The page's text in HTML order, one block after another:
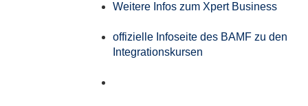
Weitere Infos zum Xpert Business
offizielle Infoseite des BAMF zu den
Integrationskursen